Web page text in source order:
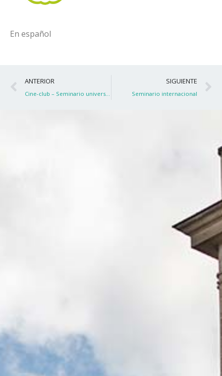
En español
Ant
ANTERIOR
Cine-club – Seminario universitario
SIGUIENTE
Seminario internacional